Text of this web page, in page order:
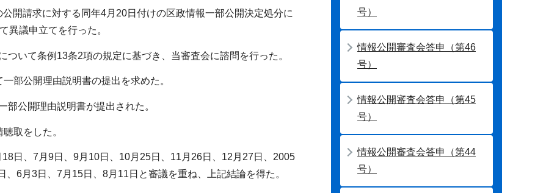
開請求に対する同年4月20日付けの区政情報一部公開決定処分に
異議申立てを行った。
いて条例13条2項の規定に基づき、当審査会に諮問を行った。
部公開理由説明書の提出を求めた。
公開理由説明書が提出された。
取をした。
日、7月9日、9月10日、10月25日、11月26日、12月27日、2005
6月3日、7月15日、8月11日と審議を重ね、上記結論を得た。
号）
情報公開審査会答申（第46
号）
情報公開審査会答申（第45
号）
情報公開審査会答申（第44
号）